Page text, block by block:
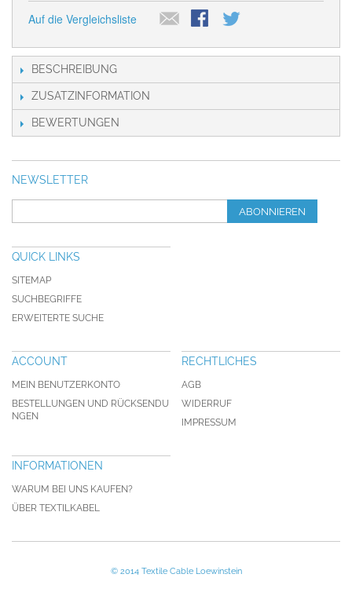
Auf die Vergleichsliste
BESCHREIBUNG
ZUSATZINFORMATION
BEWERTUNGEN
NEWSLETTER
ABONNIEREN
QUICK LINKS
SITEMAP
SUCHBEGRIFFE
ERWEITERTE SUCHE
ACCOUNT
MEIN BENUTZERKONTO
BESTELLUNGEN UND RÜCKSENDU
NGEN
RECHTLICHES
AGB
WIDERRUF
IMPRESSUM
INFORMATIONEN
WARUM BEI UNS KAUFEN?
ÜBER TEXTILKABEL
© 2014 Textile Cable Loewinstein